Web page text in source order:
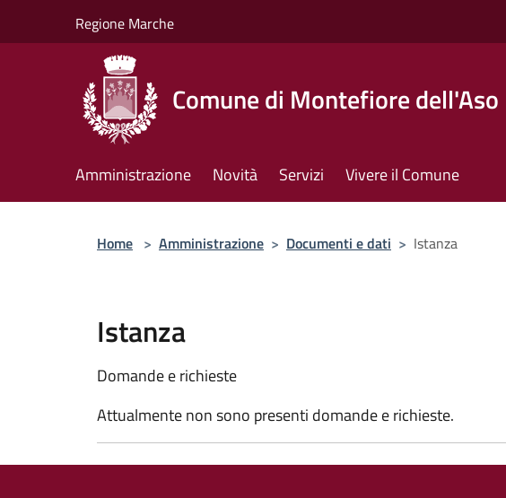
Regione Marche
Comune di Montefiore dell'Aso
Amministrazione Novità Servizi Vivere il Comune
Home > Amministrazione > Documenti e dati > Istanza
Istanza
Domande e richieste
Attualmente non sono presenti domande e richieste.